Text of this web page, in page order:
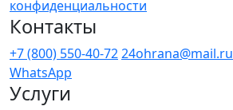
конфиденциальности
Контакты
+7 (800) 550-40-7224ohrana@mail.ru
WhatsApp
Услуги